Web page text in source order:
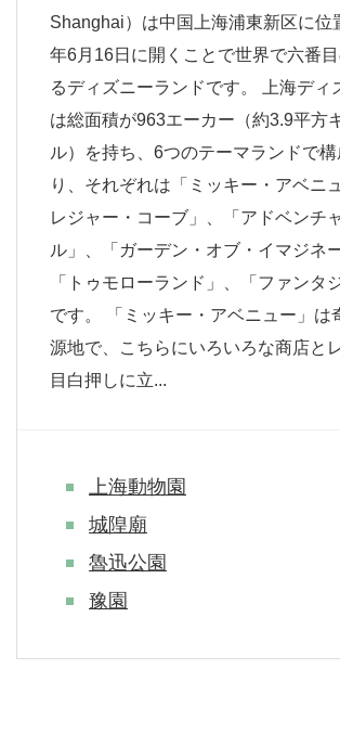
Shanghai）は中国上海浦東新区に位
年6月16日に開くことで世界で六番
るディズニーランドです。 上海ディ
は総面積が963エーカー（約3.9平方
ル）を持ち、6つのテーマランドで
り、それぞれは「ミッキー・アベニ
レジャー・コーブ」、「アドベンチ
ル」、「ガーデン・オブ・イマジネ
「トゥモローランド」、「ファンタ
です。 「ミッキー・アベニュー」は
源地で、こちらにいろいろな商店と
目白押しに立...
上海動物園
城隍廟
魯迅公園
豫園